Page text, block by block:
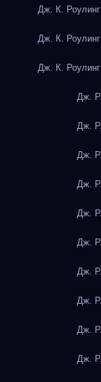
Дж. К.
Дж. К.
Дж. К.
Дж.
Дж.
Дж.
Дж.
Дж.
Дж.
Дж.
Дж.
Дж.
Дж.